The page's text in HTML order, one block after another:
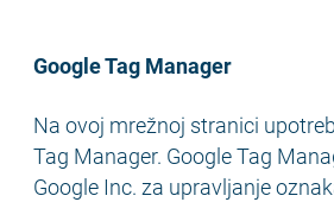
Google Tag Manager
Na ovoj mrežnoj stranici
Tag Manager. Google Tag
Google Inc. za upravljanje